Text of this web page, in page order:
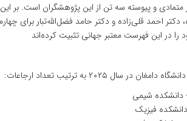
متمادی و پیوسته سه تن از این پژوهشگران است. بر این
احمد قلی‌زاده و دکتر حامد فضل‌الله‌تبار برای
در این فهرست معتبر جهانی تثبیت کرده‌اند
سال ۲۰۲۵ به ترتیب تعداد ارجاعات:
شیمی
فیزیک